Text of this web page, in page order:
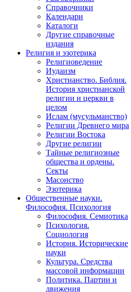
Справочники
Календари
Каталоги
Другие справочные
издания
Религия и эзотерика
Религиоведение
Иудаизм
Христианство. Библия.
История христианской
религии и церкви в
целом
Ислам (мусульманство)
Религии Древнего мира
Религии Востока
Другие религии
Тайные религиозные
общества и ордены.
Секты
Масонство
Эзотерика
Общественные науки.
Философия. Психология
Философия. Семиотика
Психология.
Социология
История. Исторические
науки
Культура. Средства
массовой информации
Политика. Партии и
движения